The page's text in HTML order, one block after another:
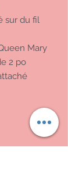
sur du fil
Mary
2 po
un suivi